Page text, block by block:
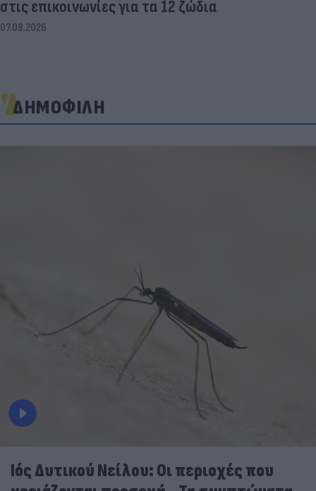
07.08.2026
ΔΗΜΟΦΙΛΗ
Ιός Δυτικού Νείλου: Οι περιοχές που
χρειάζονται προσοχή - Τα συμπτώματα